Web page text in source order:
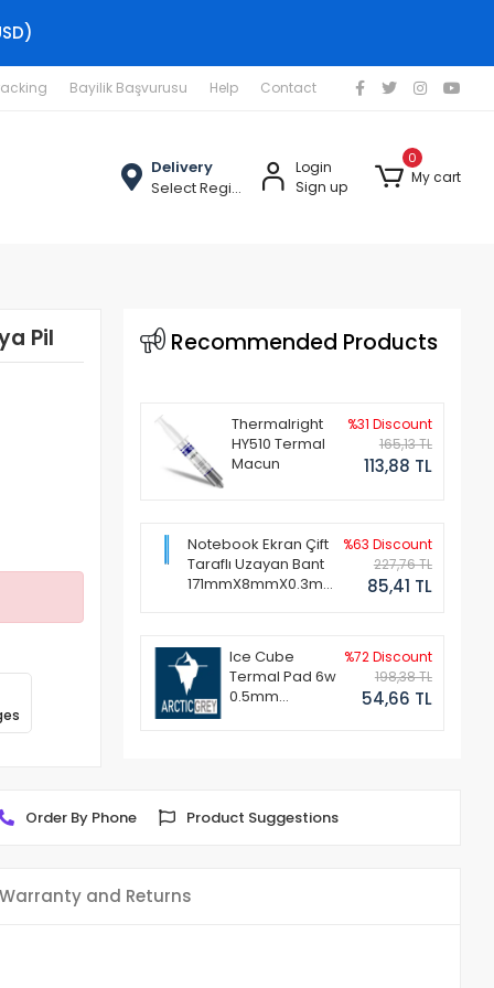
Bayilik Başvurusu Help Contact
Delivery
Select Region
Login
Sign up
0
My cart
Pil Recommended Products
Thermalright
HY510 Termal
Macun
%31 Discount
165,13 TL
113,88 TL
Notebook Ekran Çift
Taraflı Uzayan Bant
171mmX8mmX0.3mm
%63 Discount
227,76 TL
85,41 TL
Ice Cube
Termal Pad 6w
0.5mm
%72 Discount
198,38 TL
54,66 TL
Order By Phone Product Suggestions
Warranty and Returns